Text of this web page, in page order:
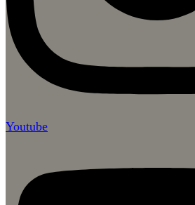
Youtube